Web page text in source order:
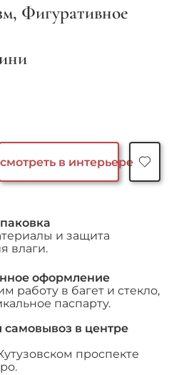
Фигуративное
в интерьере
и защита
влаги.
оформление
работу в багет и стекло,
паспарту.
самовывоз в центре
проспекте